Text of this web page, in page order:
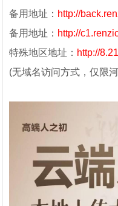
备用地址： http://
备用地址： http://
特殊地区地址： http://
(无域名访问方式，仅限